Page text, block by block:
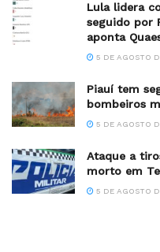
Lula lidera
seguido por
aponta
5 DE AGOSTO
Piauí tem
bombeiros
5 DE AGOSTO
Ataque a
morto em
5 DE AGOSTO